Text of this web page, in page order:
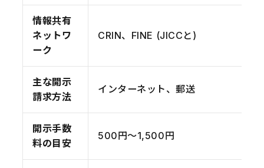
情報共有
ネットワ
ーク
CRIN、FINE (JICCと)
主な開示
請求方法
インターネット、郵送
開示手数
料の目安
500円～1,500円